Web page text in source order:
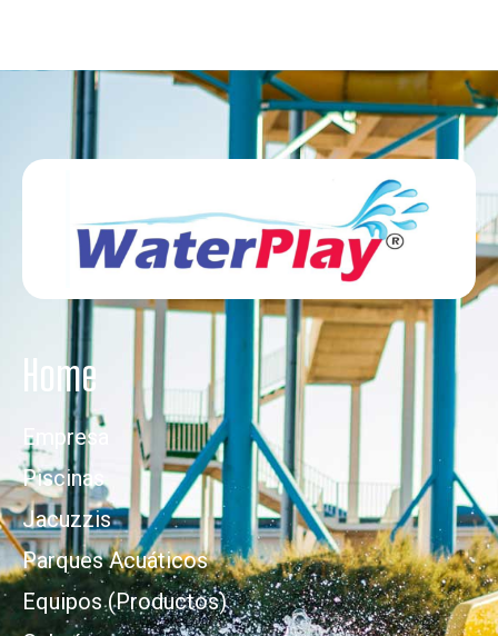
Home
Empresa
Piscinas
Jacuzzis
Parques Acuáticos
Equipos (Productos)